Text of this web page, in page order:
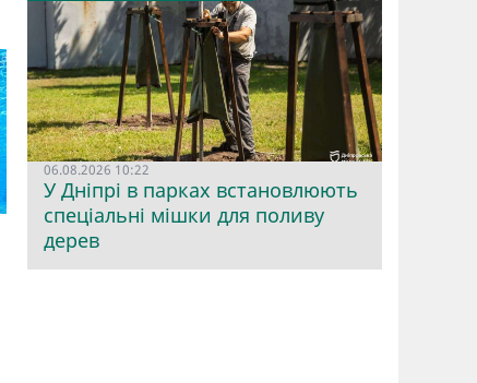
06.08.2026 10:22
У Дніпрі в парках встановлюють
спеціальні мішки для поливу
дерев